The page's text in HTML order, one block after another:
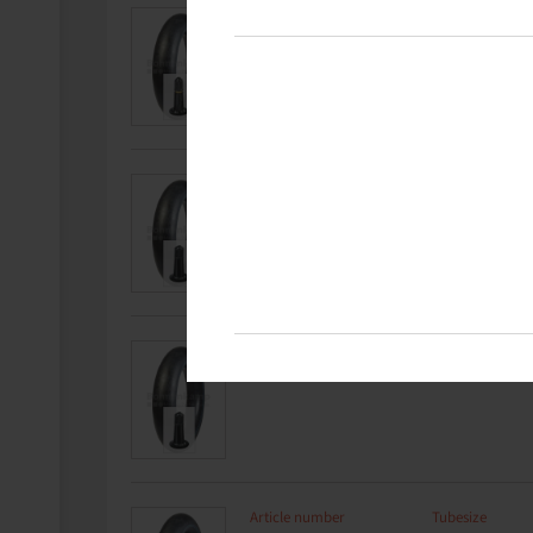
29800176 185 / 60 - 13
Article number Tubesize